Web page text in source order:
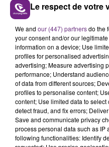
JAMAIS SANS MON
Julien Fourel n'a plus
mois. Sa sœur poursuit
retrouver.
LA CENTRALE
Le respect de votre
We and our (447) partnersdo the
your consent and/or our
information on a device; Use
profiles for personalised
advertising; Measure advertising
performance; Understand
of data from different sources;
profiles to personalise content;
content; Use limited data to
detect fraud, and fix errors;
Save and communicate privacy
process personal data such as IP
following functionalities: Identify